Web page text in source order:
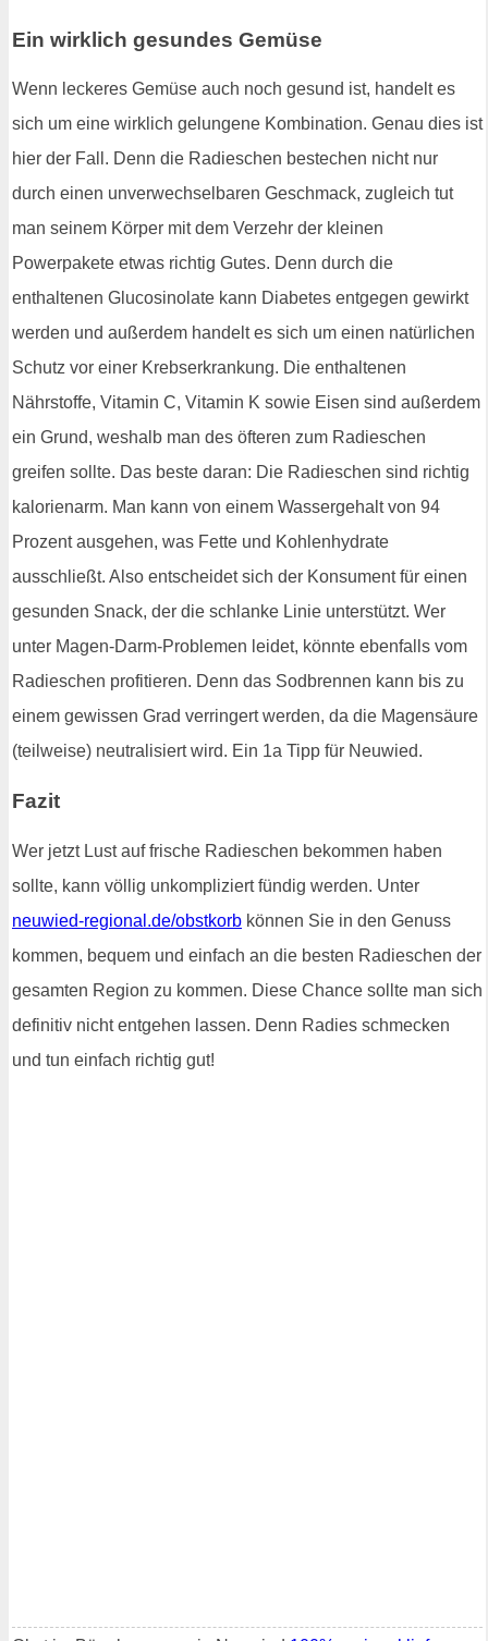
Ein wirklich gesundes Gemüse
Wenn leckeres Gemüse auch noch gesund ist, handelt es
sich um eine wirklich gelungene Kombination. Genau dies ist
hier der Fall. Denn die Radieschen bestechen nicht nur
durch einen unverwechselbaren Geschmack, zugleich tut
man seinem Körper mit dem Verzehr der kleinen
Powerpakete etwas richtig Gutes. Denn durch die
enthaltenen Glucosinolate kann Diabetes entgegen gewirkt
werden und außerdem handelt es sich um einen natürlichen
Schutz vor einer Krebserkrankung. Die enthaltenen
Nährstoffe, Vitamin C, Vitamin K sowie Eisen sind außerdem
ein Grund, weshalb man des öfteren zum Radieschen
greifen sollte. Das beste daran: Die Radieschen sind richtig
kalorienarm. Man kann von einem Wassergehalt von 94
Prozent ausgehen, was Fette und Kohlenhydrate
ausschließt. Also entscheidet sich der Konsument für einen
gesunden Snack, der die schlanke Linie unterstützt. Wer
unter Magen-Darm-Problemen leidet, könnte ebenfalls vom
Radieschen profitieren. Denn das Sodbrennen kann bis zu
einem gewissen Grad verringert werden, da die Magensäure
(teilweise) neutralisiert wird. Ein 1a Tipp für Neuwied.
Fazit
Wer jetzt Lust auf frische Radieschen bekommen haben
sollte, kann völlig unkompliziert fündig werden. Unter
neuwied-regional.de/obstkorb können Sie in den Genuss
kommen, bequem und einfach an die besten Radieschen der
gesamten Region zu kommen. Diese Chance sollte man sich
definitiv nicht entgehen lassen. Denn Radies schmecken
und tun einfach richtig gut!